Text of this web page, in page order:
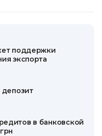
поддержки
экспорта
депозит
в банковской